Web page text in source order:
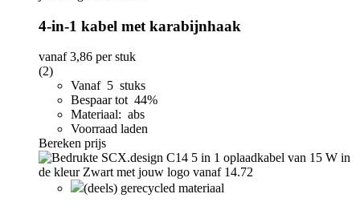
4-in-1 kabel met karabijnhaak
vanaf3,86 per stuk
(2)
Vanaf 5 stuks
Bespaar tot 44%
Materiaal: abs
Voorraad laden
Bereken prijs
(deels) gerecycled materiaal